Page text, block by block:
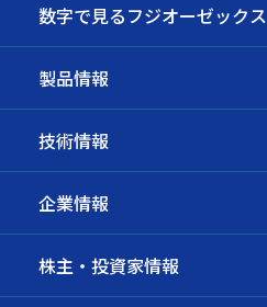
数字で見るフジオーゼックス
製品情報
技術情報
企業情報
株主・投資家情報